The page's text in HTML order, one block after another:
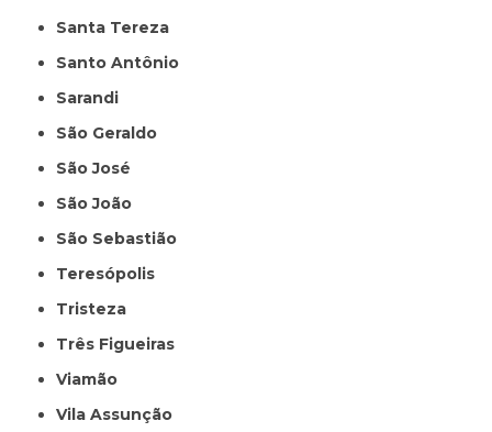
Santa Tereza
Santo Antônio
Sarandi
São Geraldo
São José
São João
São Sebastião
Teresópolis
Tristeza
Três Figueiras
Viamão
Vila Assunção